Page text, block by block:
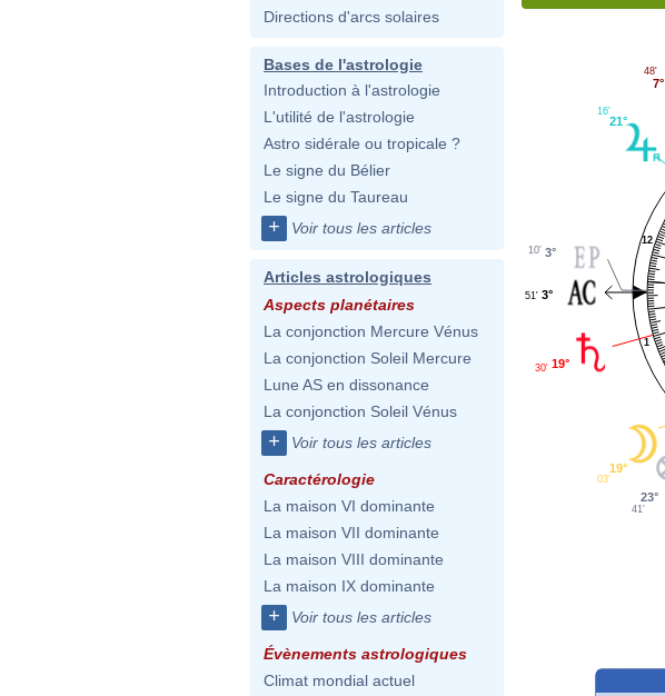
Directions d'arcs solaires
Bases de l'astrologie
Introduction à l'astrologie
L'utilité de l'astrologie
Astro sidérale ou tropicale ?
Le signe du Bélier
Le signe du Taureau
+ Voir tous les articles
Articles astrologiques
Aspects planétaires
La conjonction Mercure Vénus
La conjonction Soleil Mercure
Lune AS en dissonance
La conjonction Soleil Vénus
+ Voir tous les articles
Caractérologie
La maison VI dominante
La maison VII dominante
La maison VIII dominante
La maison IX dominante
+ Voir tous les articles
Évènements astrologiques
Climat mondial actuel
1
12
7°
48'
21°
16'
3°
10'
3°
51'
19°
30'
19°
03'
23°
41'